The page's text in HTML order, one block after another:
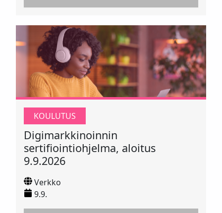
KOULUTUS
Digimarkkinoinnin
sertifiointiohjelma, aloitus
9.9.2026
Verkko
9.9.